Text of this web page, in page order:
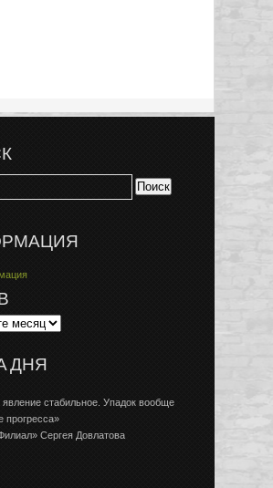
ДНЯ
стабильное. Упадок вообще
прогресса»
Сергея Довлатова